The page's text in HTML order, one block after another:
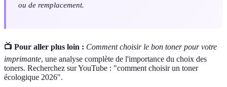
ou de remplacement.
📺 Pour aller plus loin : Comment choisir le bon toner pour votre
imprimante, une analyse complète de l'importance du choix des
toners. Recherchez sur YouTube : "comment choisir un toner
écologique 2026".